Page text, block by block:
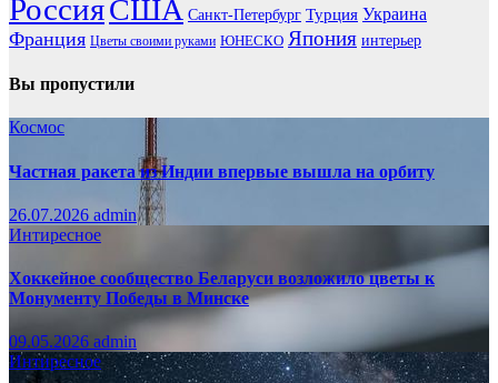
РоссияСША Санкт-Петербург Турция Украина
Франция Цветы своими руками ЮНЕСКО Япония интерьер
Вы пропустили
Космос
Частная ракета из Индии впервые вышла на орбиту
26.07.2026 admin
Интиресное
Хоккейное сообщество Беларуси возложило цветы к
Монументу Победы в Минске
09.05.2026 admin
Интиресное